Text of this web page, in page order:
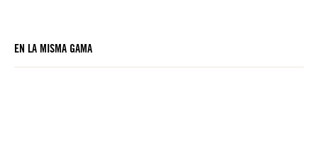
EN LA MISMA GAMA